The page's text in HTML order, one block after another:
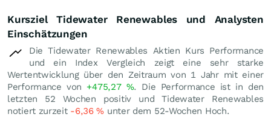
Kursziel Tidewater Renewables und Analysten
Einschätzungen
Die Tidewater Renewables Aktien Kurs Performance
und ein Index Vergleich zeigt eine sehr starke
Wertentwicklung über den Zeitraum von 1 Jahr mit einer
Performance von +475,27 %. Die Performance ist in den
letzten 52 Wochen positiv und Tidewater Renewables
notiert zurzeit -6,36% unter dem 52-Wochen Hoch.